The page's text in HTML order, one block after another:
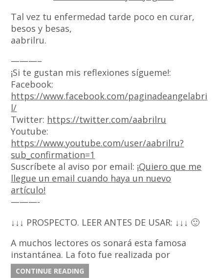
Tal vez tu enfermedad tarde poco en curar,
besos y besas,
aabrilru.
———–
¡Si te gustan mis reflexiones sígueme!:
Facebook:
https://www.facebook.com/paginadeangelabri
l/
Twitter: https://twitter.com/aabrilru
Youtube:
https://www.youtube.com/user/aabrilru?
sub_confirmation=1
Suscríbete al aviso por email: ¡Quiero que me
llegue un email cuando haya un nuevo
artículo!
———-
↓↓↓ PROSPECTO. LEER ANTES DE USAR: ↓↓↓ 🙂
A muchos lectores os sonará esta famosa
instantánea. La foto fue realizada por
CONTINUE READING